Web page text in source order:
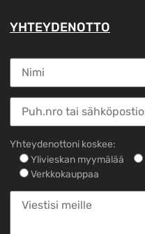
YHTEYDENOTTO
Yhteydenottoni koskee:
Ylivieskan myymälää
Verkkokauppaa